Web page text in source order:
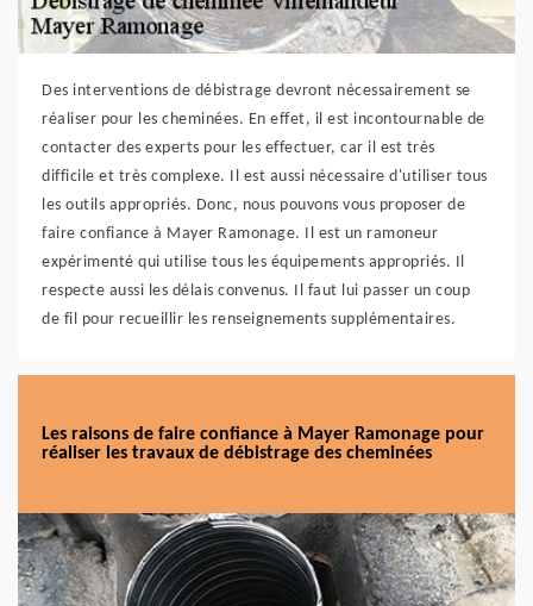
Des interventions de débistrage devront nécessairement se
réaliser pour les cheminées. En effet, il est incontournable de
contacter des experts pour les effectuer, car il est très
difficile et très complexe. Il est aussi nécessaire d'utiliser tous
les outils appropriés. Donc, nous pouvons vous proposer de
faire confiance à Mayer Ramonage. Il est un ramoneur
expérimenté qui utilise tous les équipements appropriés. Il
respecte aussi les délais convenus. Il faut lui passer un coup
de fil pour recueillir les renseignements supplémentaires.
Les raisons de faire confiance à Mayer Ramonage pour
réaliser les travaux de débistrage des cheminées